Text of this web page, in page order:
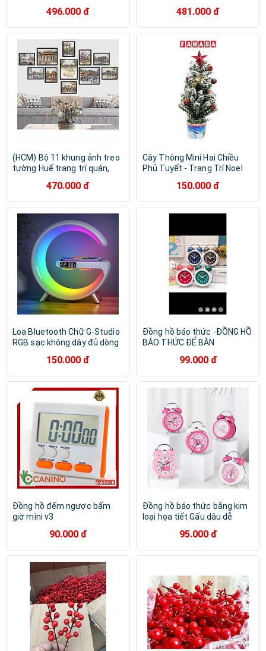
496.000 đ 481.000 đ
(HCM) Bộ 11 khung ảnh treo
tường Huế trang trí quán,
chuyên dụng470.000 đ
Cây Thông Mini Hai Chiều
Phủ Tuyết - Trang Trí Noel
150.000 đ
Loa Bluetooth Chữ G-Studio
RGB sạc không dây đủ dòng
150.000 đ
Đồng hồ báo thức -ĐỒNG HỒ
BÁO THỨC ĐỂ BÀN
99.000 đ
Đồng hồ đếm ngược bấm
giờ mini v3
90.000 đ
Đồng hồ báo thức bằng kim
loại họa tiết Gấu dâu dễ
95.000 đ